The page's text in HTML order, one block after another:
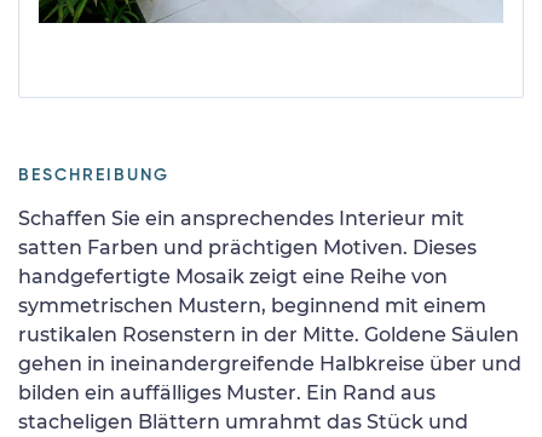
BESCHREIBUNG
Schaffen Sie ein ansprechendes Interieur mit
satten Farben und prächtigen Motiven. Dieses
handgefertigte Mosaik zeigt eine Reihe von
symmetrischen Mustern, beginnend mit einem
rustikalen Rosenstern in der Mitte. Goldene Säulen
gehen in ineinandergreifende Halbkreise über und
bilden ein auffälliges Muster. Ein Rand aus
stacheligen Blättern umrahmt das Stück und